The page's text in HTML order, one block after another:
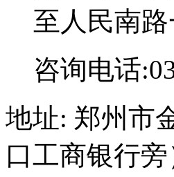
至人民南
咨询电话
地址: 郑州市
口工商银行